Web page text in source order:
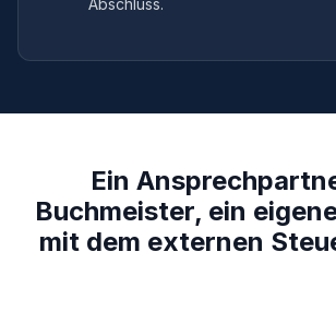
Abschluss.
Ein
Buchmeister, ein
mit dem externen